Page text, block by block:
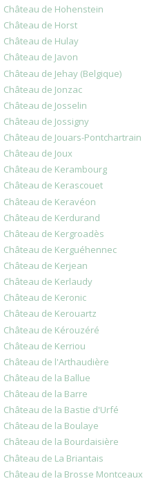
Château de Hohenstein
Château de Horst
Château de Hulay
Château de Javon
Château de Jehay (Belgique)
Château de Jonzac
Château de Josselin
Château de Jossigny
Château de Jouars-Pontchartrain
Château de Joux
Château de Kerambourg
Château de Kerascouet
Château de Keravéon
Château de Kerdurand
Château de Kergroadès
Château de Kerguéhennec
Château de Kerjean
Château de Kerlaudy
Château de Keronic
Château de Kerouartz
Château de Kérouzéré
Château de Kerriou
Château de l'Arthaudière
Château de la Ballue
Château de la Barre
Château de la Bastie d'Urfé
Château de la Boulaye
Château de la Bourdaisière
Château de La Briantais
Château de la Brosse Montceaux